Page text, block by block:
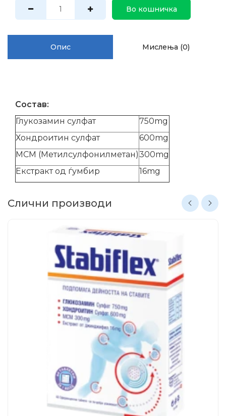
Во кошничка
Опис Мислења (0)
Состав:
Глукозамин сулфат
750mg
Хондроитин сулфат
600mg
МСМ (Метилсулфонилметан)300mg
Екстракт од ѓумбир
16mg
Слични производи